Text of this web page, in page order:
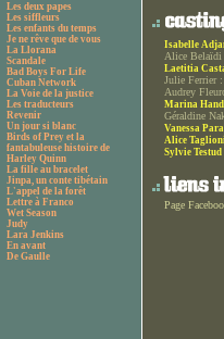
Les deux papes
Les siffleurs
Les enfants du temps
Je ne rêve que de vous
La Llorana
Scandale
Bad Boys For Life
Cuban Network
La Voie de la justice
Les traducteurs
Revenir
Un jour si blanc
Birds of Prey et la
fantabuleuse histoire de
Harley Quinn
La fille au bracelet
Jinpa, un conte tibétain
L'appel de la forêt
Lettre à Franco
Wet Season
Judy
Lara Jenkins
En avant
De Gaulle
Isabelle
Alice Belaïdi
Laetitia
Julie Ferrier :
Audrey
Marina
Géraldine
Vanessa
Alice
Sylvie Testud
Page